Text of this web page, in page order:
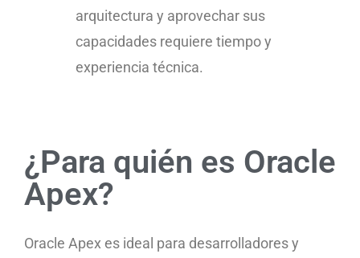
arquitectura y aprovechar sus
capacidades requiere tiempo y
experiencia técnica.
¿Para quién es Oracle
Apex?
Oracle Apex es ideal para desarrolladores y